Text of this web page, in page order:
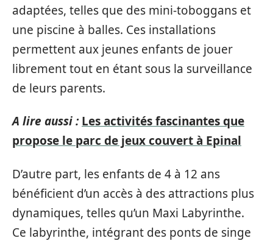
adaptées, telles que des mini-toboggans et
une piscine à balles. Ces installations
permettent aux jeunes enfants de jouer
librement tout en étant sous la surveillance
de leurs parents.
A lire aussi : Les activités fascinantes que
propose le parc de jeux couvert à Epinal
D’autre part, les enfants de 4 à 12 ans
bénéficient d’un accès à des attractions plus
dynamiques, telles qu’un Maxi Labyrinthe.
Ce labyrinthe, intégrant des ponts de singe